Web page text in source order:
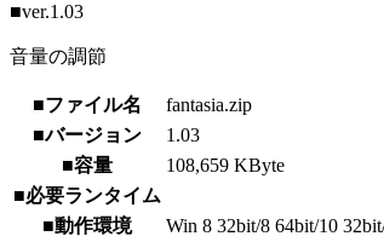
■ver.1.03
音量の調節
■ファイル名
fantasia.zip
■バージョン
1.03
■容量
108,659 KByte
■必要ランタイム
■動作環境
Win 8 32bit/8 64bit/10